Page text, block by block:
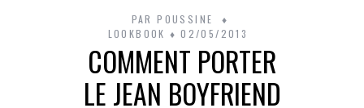
PAR POUSSINE
LOOKBOOK
02/05/2013
COMMENT PORTER
LE JEAN BOYFRIEND